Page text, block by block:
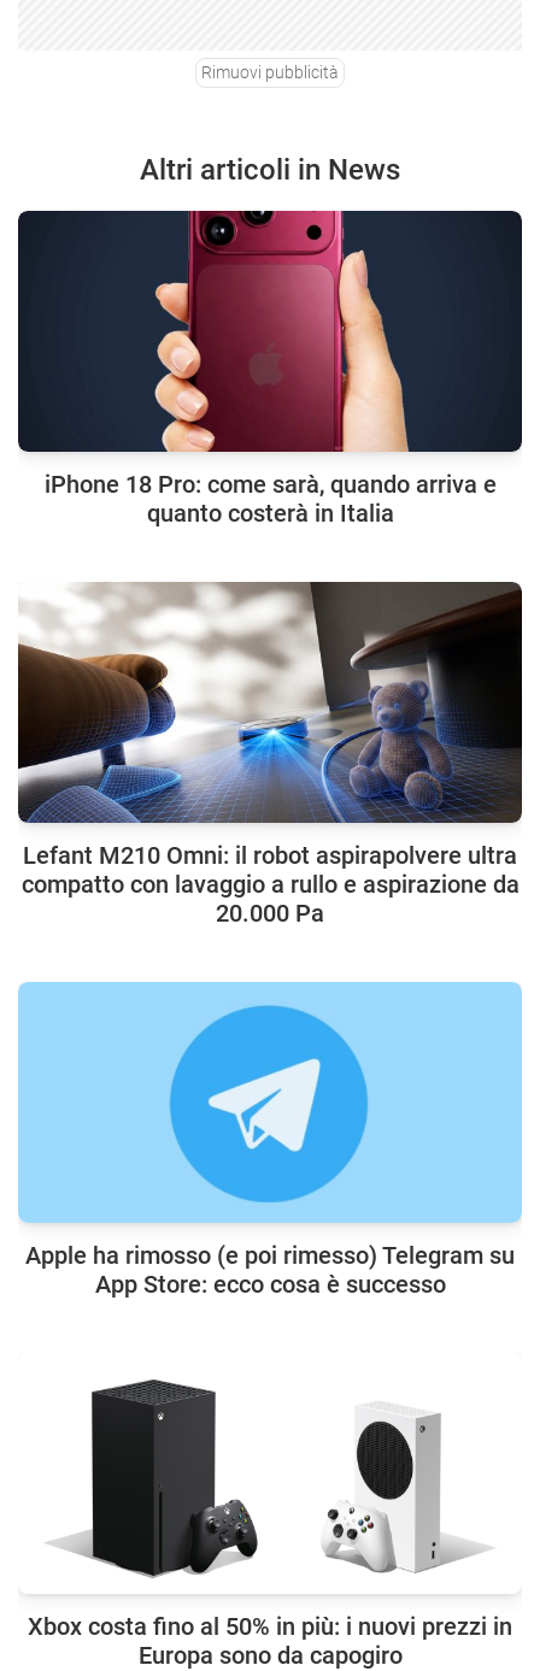
Rimuovi pubblicità
Altri articoli in News
iPhone 18 Pro: come sarà, quando arriva e
quanto costerà in Italia
Lefant M210 Omni: il robot aspirapolvere ultra
compatto con lavaggio a rullo e aspirazione da
20.000 Pa
Apple ha rimosso (e poi rimesso) Telegram su
App Store: ecco cosa è successo
Xbox costa fino al 50% in più: i nuovi prezzi in
Europa sono da capogiro